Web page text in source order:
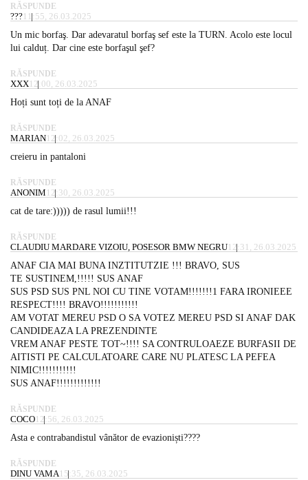
RĂSPUNDE
???11:55, 26.03.2025
Un mic borfaş. Dar adevaratul borfaş sef este la TURN. Acolo este locul
lui calduț. Dar cine este borfaşul şef?
RĂSPUNDE
XXX12:00, 26.03.2025
Hoți sunt toți de la ANAF
RĂSPUNDE
MARIAN12:02, 26.03.2025
creieru in pantaloni
RĂSPUNDE
ANONIM 12:30, 26.03.2025
cat de tare:))))) de rasul lumii!!!
RĂSPUNDE
CLAUDIU MARDARE VIZOIU, POSESOR BMW NEGRU12:31, 26.03.2025
ANAF CIA MAI BUNA INZTITUTZIE !!! BRAVO, SUS
TE SUSTINEM,!!!!! SUS ANAF
SUS PSD SUS PNL NOI CU TINE VOTAM!!!!!!!1 FARA IRONIEEE
RESPECT!!!! BRAVO!!!!!!!!!!!
AM VOTAT MEREU PSD O SA VOTEZ MEREU PSD SI ANAF DAK
CANDIDEAZA LA PREZENDINTE
VREM ANAF PESTE TOT~!!!! SA CONTRULOAEZE BURFASII DE
AITISTI PE CALCULATOARE CARE NU PLATESC LA PEFEA
NIMIC!!!!!!!!!!!
SUS ANAF!!!!!!!!!!!!!
RĂSPUNDE
COCO12:56, 26.03.2025
Asta e contrabandistul vânător de evazioniști????
RĂSPUNDE
DINU VAMA15:35, 26.03.2025